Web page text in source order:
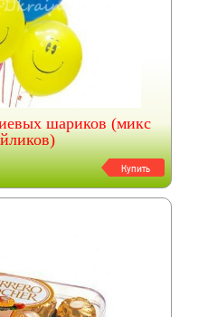
шариков (микс
Купить